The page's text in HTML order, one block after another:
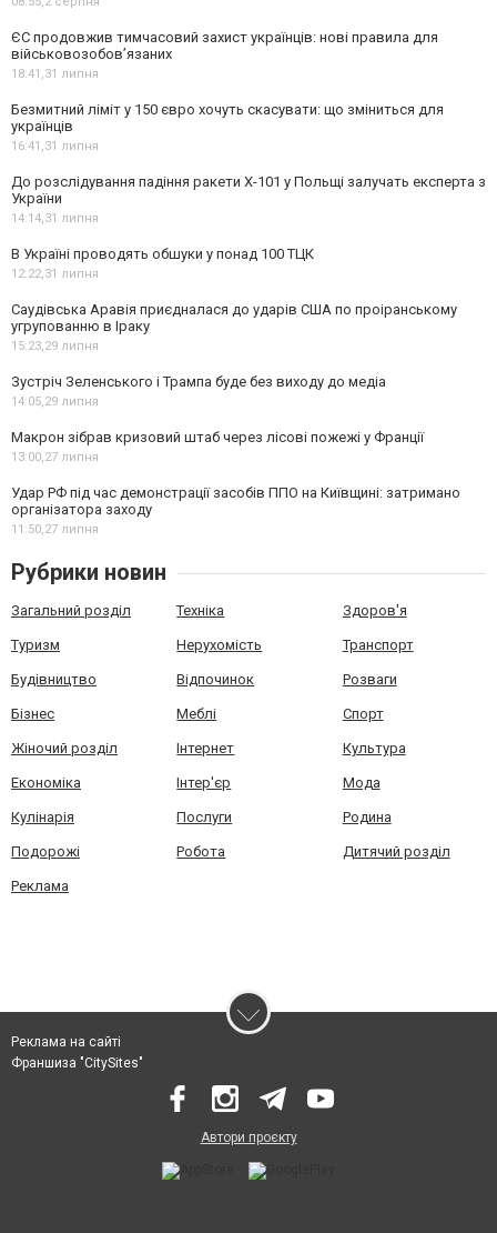
ЄС продовжив тимчасовий захист українців: нові правила для
військовозобов’язаних
18:41,31 липня
Безмитний ліміт у 150 євро хочуть скасувати: що зміниться для
українців
16:41,31 липня
До розслідування падіння ракети Х-101 у Польщі залучать експерта з
України
14:14,31 липня
В Україні проводять обшуки у понад 100 ТЦК
12:22,31 липня
Саудівська Аравія приєдналася до ударів США по проіранському
угрупованню в Іраку
15:23,29 липня
Зустріч Зеленського і Трампа буде без виходу до медіа
14:05,29 липня
Макрон зібрав кризовий штаб через лісові пожежі у Франції
13:00,27 липня
Удар РФ під час демонстрації засобів ППО на Київщині: затримано
організатора заходу
11:50,27 липня
Рубрики новин
Загальний розділ Техніка Здоров'я
Туризм Нерухомість Транспорт
Будівництво Відпочинок Розваги
Бізнес Меблі Спорт
Жіночий розділ Інтернет Культура
Економіка Інтер'єр Мода
Кулінарія Послуги Родина
Подорожі Робота Дитячий розділ
Реклама
Реклама на сайті
Франшиза "CitySites"
Автори проєкту